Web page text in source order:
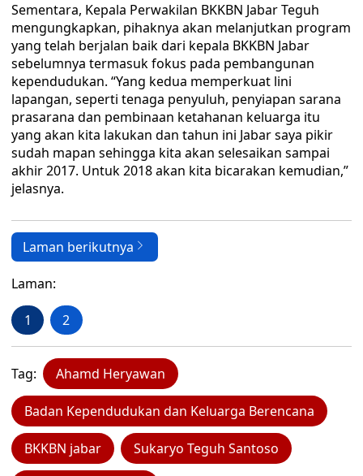
Sementara, Kepala Perwakilan BKKBN Jabar Teguh
mengungkapkan, pihaknya akan melanjutkan program
yang telah berjalan baik dari kepala BKKBN Jabar
sebelumnya termasuk fokus pada pembangunan
kependudukan. “Yang kedua memperkuat lini
lapangan, seperti tenaga penyuluh, penyiapan sarana
prasarana dan pembinaan ketahanan keluarga itu
yang akan kita lakukan dan tahun ini Jabar saya pikir
sudah mapan sehingga kita akan selesaikan sampai
akhir 2017. Untuk 2018 akan kita bicarakan kemudian,”
jelasnya.
Laman berikutnya
Laman:
1 2
Tag: Ahamd Heryawan
Badan Kependudukan dan Keluarga Berencana
BKKBN jabar Sukaryo Teguh Santoso